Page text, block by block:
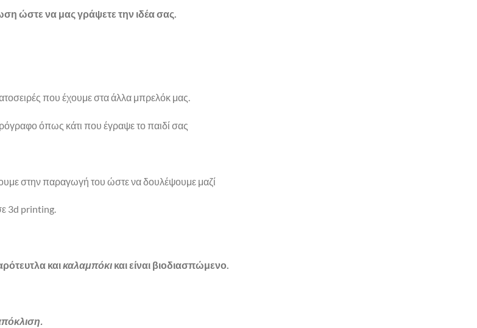
ώστε να μας γράψετε την ιδέα σας.
που έχουμε στα άλλα μπρελόκ μας.
όπως κάτι που έγραψε το παιδί σας
στην παραγωγή του ώστε να δουλέψουμε μαζί
3d printing.
καικαλαμπόκι και είναι βιοδιασπώμενο.